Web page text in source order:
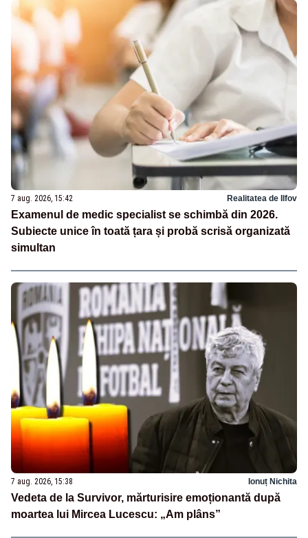
7 aug. 2026, 15:42 Realitatea de Ilfov
Examenul de medic specialist se schimbă din 2026.
Subiecte unice în toată țara și probă scrisă organizată
simultan
7 aug. 2026, 15:38 Ionuț Nichita
Vedeta de la Survivor, mărturisire emoționantă după
moartea lui Mircea Lucescu: „Am plâns”